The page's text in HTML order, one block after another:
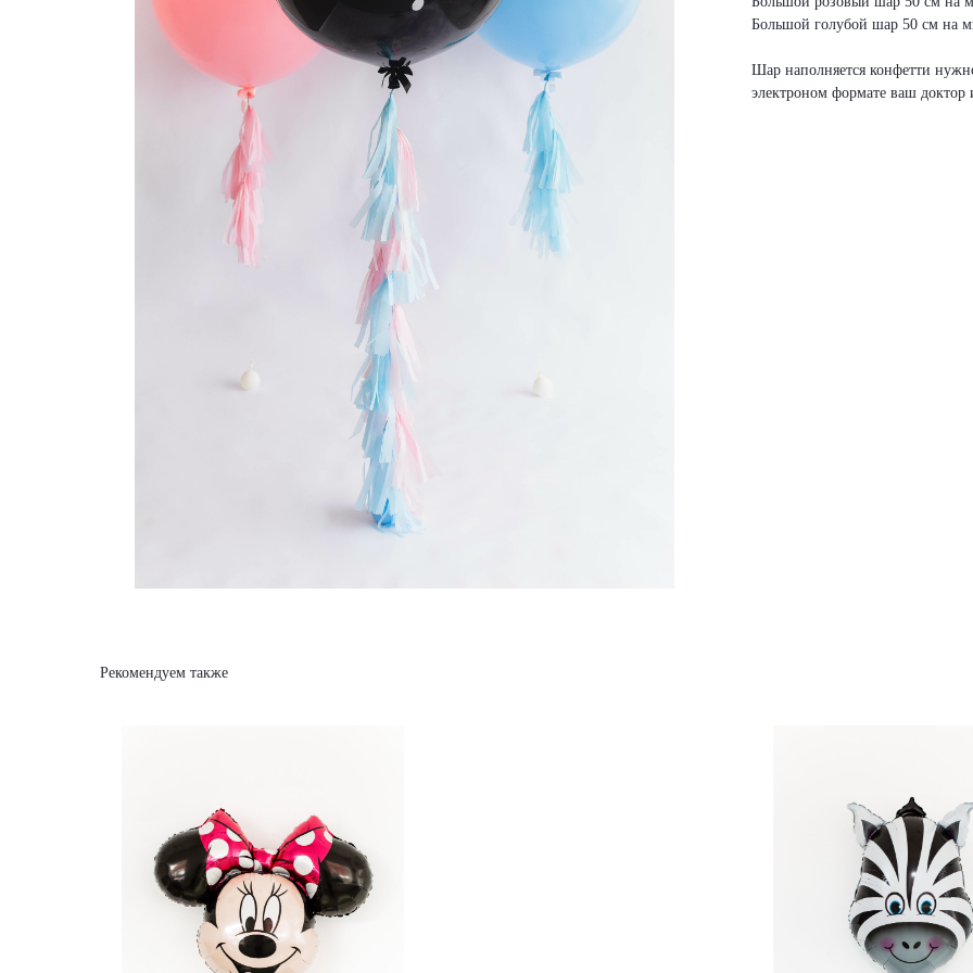
Большой голубой шар 50 см на
Шар наполняется конфетти
электроном формате ваш
Рекомендуем также